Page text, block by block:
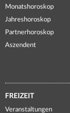
Monatshoroskop
Jahreshoroskop
Partnerhoroskop
Aszendent
FREIZEIT
Veranstaltungen